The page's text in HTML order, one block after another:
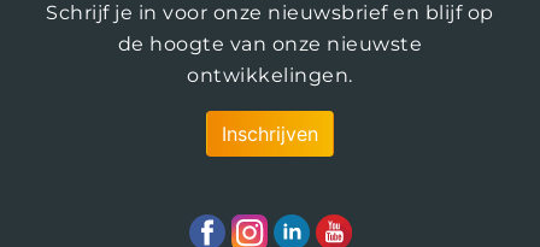
Schrijf je in voor onze nieuwsbrief en blijf op
de hoogte van onze nieuwste
ontwikkelingen.
Inschrijven